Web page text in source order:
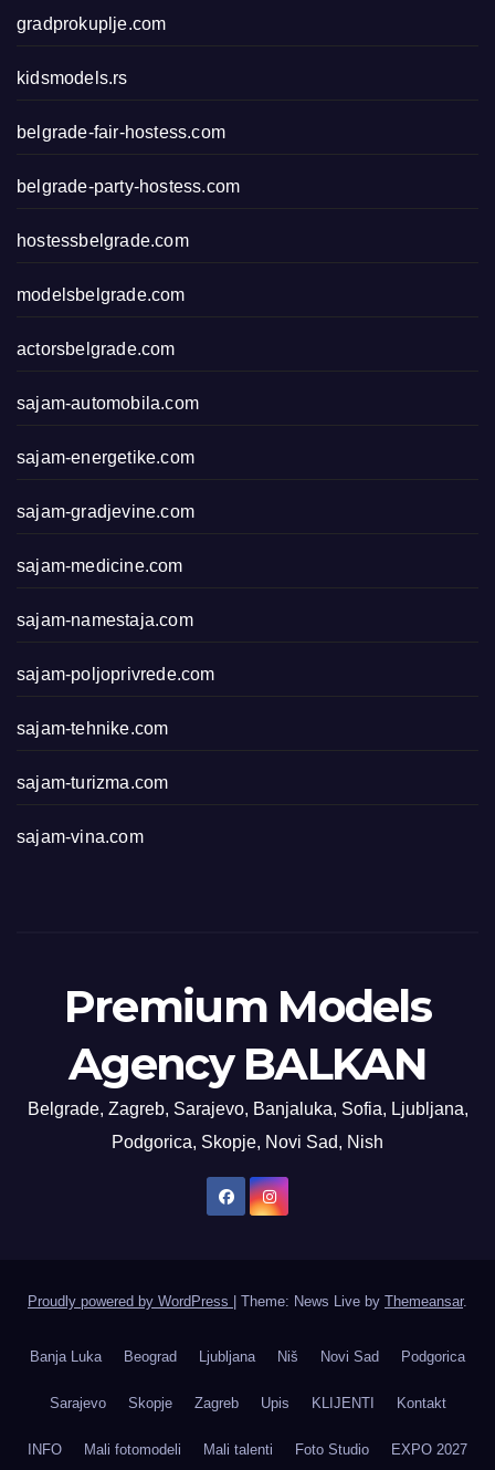
gradprokuplje.com
kidsmodels.rs
belgrade-fair-hostess.com
belgrade-party-hostess.com
hostessbelgrade.com
modelsbelgrade.com
actorsbelgrade.com
sajam-automobila.com
sajam-energetike.com
sajam-gradjevine.com
sajam-medicine.com
sajam-namestaja.com
sajam-poljoprivrede.com
sajam-tehnike.com
sajam-turizma.com
sajam-vina.com
Premium Models
Agency BALKAN
Belgrade, Zagreb, Sarajevo, Banjaluka, Sofia, Ljubljana,
Podgorica, Skopje, Novi Sad, Nish
Proudly powered by WordPress Theme: News Live by Themeansar.
Banja Luka Beograd Ljubljana Niš Novi Sad Podgorica
Sarajevo Skopje Zagreb Upis KLIJENTI Kontakt
INFO Mali fotomodeli Mali talenti Foto Studio EXPO 2027